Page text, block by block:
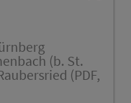
(b. St.
(PDF,